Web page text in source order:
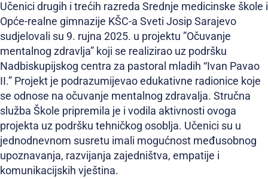
Učenici drugih i trećih razreda Srednje medicinske škole i
Opće-realne gimnazije KŠC-a Sveti Josip Sarajevo
sudjelovali su 9. rujna 2025. u projektu ”Očuvanje
mentalnog zdravlja” koji se realizirao uz podršku
Nadbiskupijskog centra za pastoral mladih “Ivan Pavao
II.” Projekt je podrazumijevao edukativne radionice koje
se odnose na očuvanje mentalnog zdravalja. Stručna
služba Škole pripremila je i vodila aktivnosti ovoga
projekta uz podršku tehničkog osoblja. Učenici su u
jednodnevnom susretu imali mogućnost međusobnog
upoznavanja, razvijanja zajedništva, empatije i
komunikacijskih vještina.